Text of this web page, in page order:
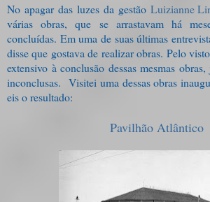
No apagar das luzes da gestão Luizianne
várias obras, que se arrastavam há
concluídas. Em uma de suas últimas
disse que gostava de realizar obras. Pelo
extensivo à conclusão dessas mesmas
inconclusas. Visitei uma dessas obras
eis o resultado:
Pavilhão Atlântico